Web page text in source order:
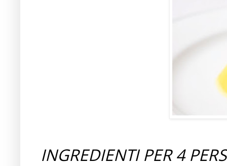
INGREDIENTI PER 4